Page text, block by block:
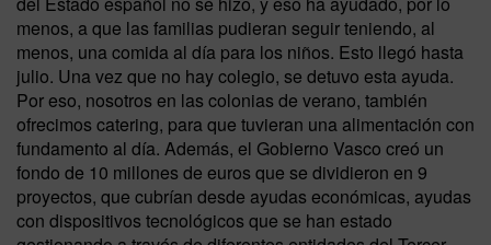
menos, a que las familias pudieran seguir teniendo, al
menos, una comida al día para los niños. Esto llegó hasta
julio. Una vez que no hay colegio, se detuvo esta ayuda.
Por eso, nosotros en las colonias de verano, también
ofrecimos catering, para que tuvieran una alimentación con
fundamento al día. Además, el Gobierno Vasco creó un
fondo de 10 millones de euros que se dividieron en 9
proyectos, que cubrían desde ayudas económicas, ayudas
con dispositivos tecnológicos que se han estado